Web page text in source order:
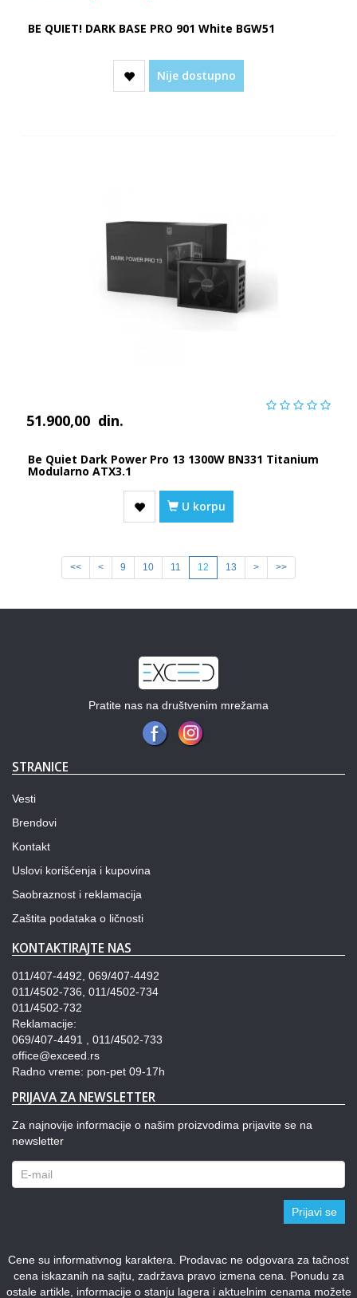
BE QUIET! DARK BASE PRO 901 White BGW51
Nije dostupno
51.900,00 din.
Be Quiet Dark Power Pro 13 1300W BN331 Titanium
Modularno ATX3.1
U korpu
<< < 9 10 11 12 13 > >>
Pratite nas na društvenim mrežama
STRANICE
Vesti
Brendovi
Kontakt
Uslovi korišćenja i kupovina
Saobraznost i reklamacija
Zaštita podataka o ličnosti
KONTAKTIRAJTE NAS
011/407-4492, 069/407-4492
011/4502-736, 011/4502-734
011/4502-732
Reklamacije:
069/407-4491 , 011/4502-733
office@exceed.rs
Radno vreme: pon-pet 09-17h
PRIJAVA ZA NEWSLETTER
Za najnovije informacije o našim proizvodima prijavite se na
newsletter
Prijavi se
Cene su informativnog karaktera. Prodavac ne odgovara za tačnost
cena iskazanih na sajtu, zadržava pravo izmena cena. Ponudu za
ostale artikle, informacije o stanju lagera i aktuelnim cenama možete